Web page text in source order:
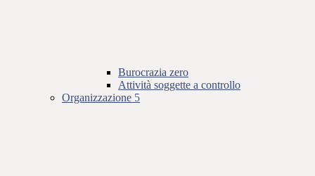
Burocrazia zero
Attività soggette a controllo
Organizzazione 5